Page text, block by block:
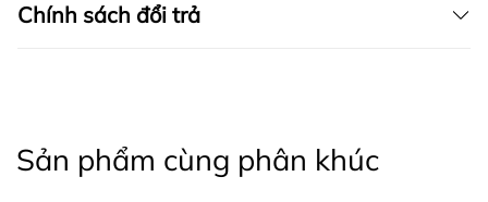
Chính sách đổi trả
Sản phẩm cùng phân khúc